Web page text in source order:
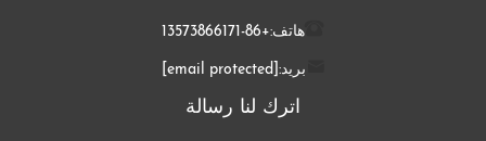
هاتف:+86-13573866171
بريد: [email protected]
اترك لنا رسالة